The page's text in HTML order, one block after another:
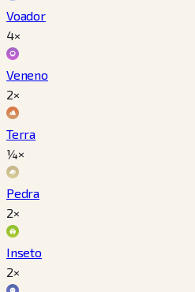
Voador
4×
Veneno
2×
Terra
¼×
Pedra
2×
Inseto
2×